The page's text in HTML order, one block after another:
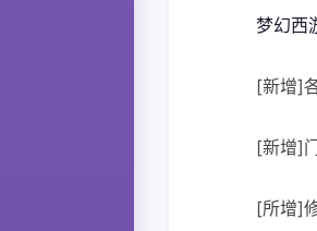
梦幻西
[新增]
[新增]
[所增]